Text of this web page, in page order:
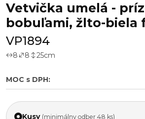
Vetvička umelá -
bobuľami, žlto-biela
VP1894
8 8 25cm
MOC s DPH:
Kusy (minimálny odber 48 ks)